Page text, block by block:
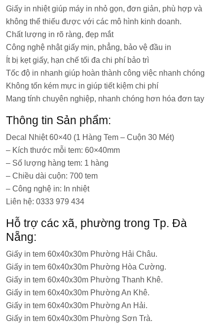
Giấy in nhiệt giúp máy in nhỏ gọn, đơn giản, phù hợp và
không thể thiếu được với các mô hình kinh doanh.
Chất lượng in rõ ràng, đẹp mắt
Công nghệ nhật giấy mịn, phẳng, bảo vệ đầu in
Ít bị kẹt giấy, hạn chế tối đa chi phí bảo trì
Tốc độ in nhanh giúp hoàn thành công việc nhanh chóng
Không tốn kém mực in giúp tiết kiệm chi phí
Mang tính chuyên nghiệp, nhanh chóng hơn hóa đơn tay
Thông tin Sản phẩm:
Decal Nhiệt 60×40 (1 Hàng Tem – Cuộn 30 Mét)
– Kích thước mỗi tem: 60×40mm
– Số lượng hàng tem: 1 hàng
– Chiều dài cuộn: 700 tem
– Công nghệ in: In nhiệt
Liên hệ: 0333 979 434
Hỗ trợ các xã, phường trong Tp. Đà
Nẵng:
Giấy in tem 60x40x30m Phường Hải Châu.
Giấy in tem 60x40x30m Phường Hòa Cường.
Giấy in tem 60x40x30m Phường Thanh Khê.
Giấy in tem 60x40x30m Phường An Khê.
Giấy in tem 60x40x30m Phường An Hải.
Giấy in tem 60x40x30m Phường Sơn Trà.